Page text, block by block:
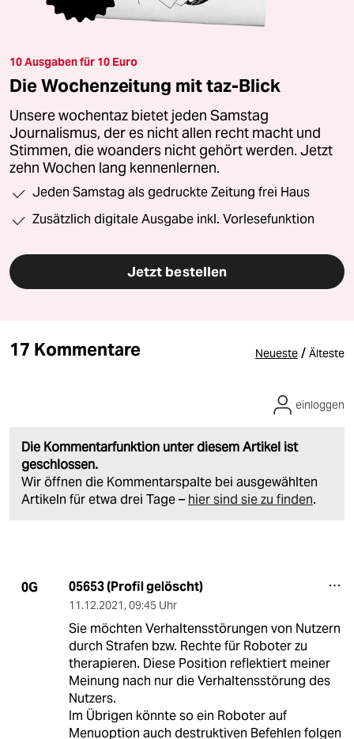
10 Ausgaben für 10 Euro
Die Wochenzeitung mit taz-Blick
Unsere wochentaz bietet jeden Samstag
Journalismus, der es nicht allen recht macht und
Stimmen, die woanders nicht gehört werden. Jetzt
zehn Wochen lang kennenlernen.
Jeden Samstag als gedruckte Zeitung frei Haus
Zusätzlich digitale Ausgabe inkl. Vorlesefunktion
Jetzt bestellen
17 Kommentare Neueste / Älteste
Die Kommentarfunktion unter diesem Artikel ist
geschlossen.
Wir öffnen die Kommentarspalte bei ausgewählten
Artikeln für etwa drei Tage – hier sind sie zu finden.
einloggen
0G 05653 (Profil gelöscht)
11.12.2021, 09:45 Uhr
Sie möchten Verhaltensstörungen von Nutzern
durch Strafen bzw. Rechte für Roboter zu
therapieren. Diese Position reflektiert meiner
Meinung nach nur die Verhaltensstörung des
Nutzers.
Im Übrigen könnte so ein Roboter auf
Menuoption auch destruktiven Befehlen folgen